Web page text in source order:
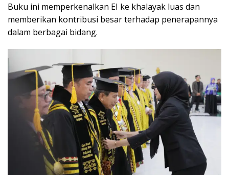
Buku ini memperkenalkan EI ke khalayak luas dan
memberikan kontribusi besar terhadap penerapannya
dalam berbagai bidang.